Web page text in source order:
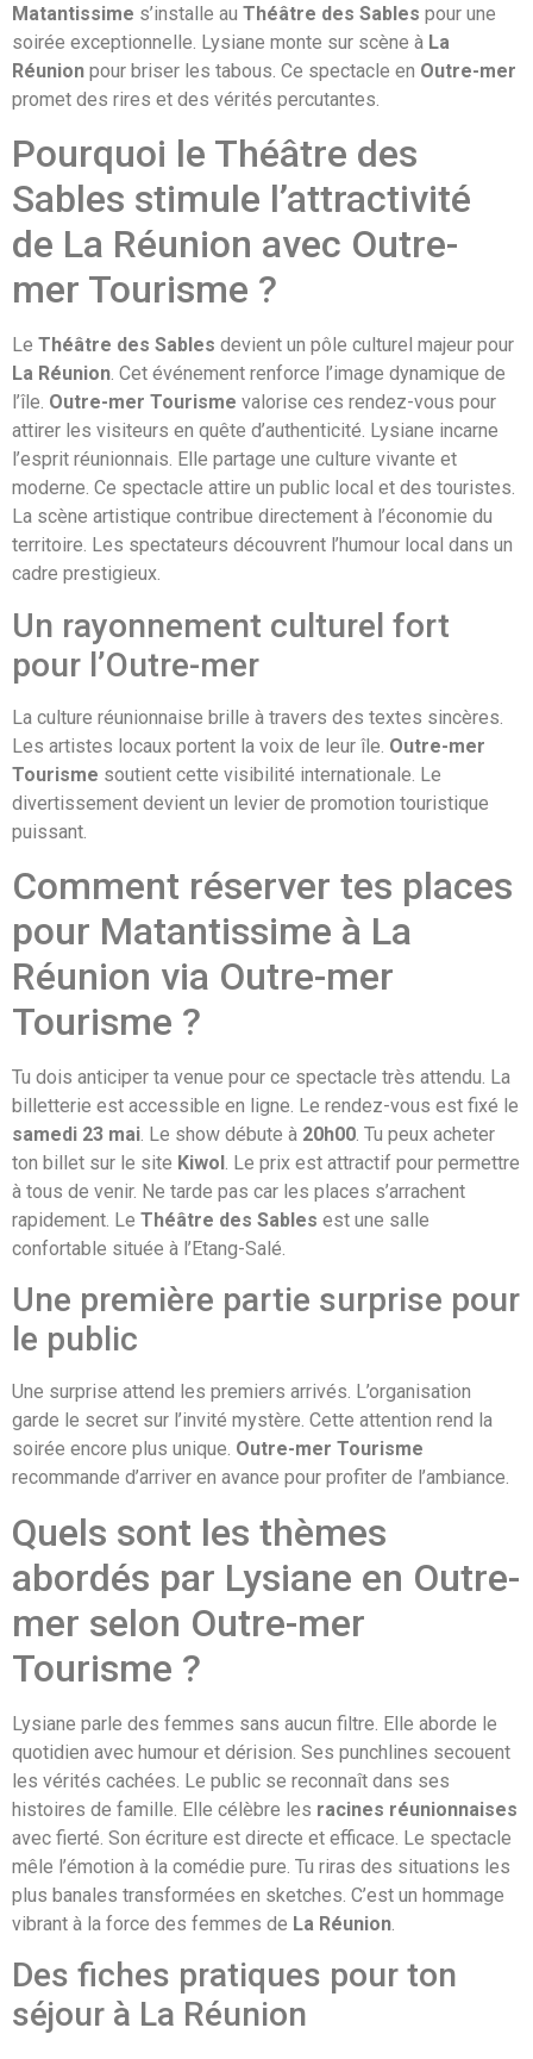
Matantissime s’installe au Théâtre des Sables pour une
soirée exceptionnelle. Lysiane monte sur scène à La
Réunion pour briser les tabous. Ce spectacle en Outre-mer
promet des rires et des vérités percutantes.
Pourquoi le Théâtre des
Sables stimule l’attractivité
de La Réunion avec Outre-
mer Tourisme ?
Le Théâtre des Sables devient un pôle culturel majeur pour
La Réunion. Cet événement renforce l’image dynamique de
l’île. Outre-mer Tourisme valorise ces rendez-vous pour
attirer les visiteurs en quête d’authenticité. Lysiane incarne
l’esprit réunionnais. Elle partage une culture vivante et
moderne. Ce spectacle attire un public local et des touristes.
La scène artistique contribue directement à l’économie du
territoire. Les spectateurs découvrent l’humour local dans un
cadre prestigieux.
Un rayonnement culturel fort
pour l’Outre-mer
La culture réunionnaise brille à travers des textes sincères.
Les artistes locaux portent la voix de leur île. Outre-mer
Tourisme soutient cette visibilité internationale. Le
divertissement devient un levier de promotion touristique
puissant.
Comment réserver tes places
pour Matantissime à La
Réunion via Outre-mer
Tourisme ?
Tu dois anticiper ta venue pour ce spectacle très attendu. La
billetterie est accessible en ligne. Le rendez-vous est fixé le
samedi 23 mai. Le show débute à 20h00. Tu peux acheter
ton billet sur le site Kiwol. Le prix est attractif pour permettre
à tous de venir. Ne tarde pas car les places s’arrachent
rapidement. Le Théâtre des Sables est une salle
confortable située à l’Etang-Salé.
Une première partie surprise pour
le public
Une surprise attend les premiers arrivés. L’organisation
garde le secret sur l’invité mystère. Cette attention rend la
soirée encore plus unique. Outre-mer Tourisme
recommande d’arriver en avance pour profiter de l’ambiance.
Quels sont les thèmes
abordés par Lysiane en Outre-
mer selon Outre-mer
Tourisme ?
Lysiane parle des femmes sans aucun filtre. Elle aborde le
quotidien avec humour et dérision. Ses punchlines secouent
les vérités cachées. Le public se reconnaît dans ses
histoires de famille. Elle célèbre les racines réunionnaises
avec fierté. Son écriture est directe et efficace. Le spectacle
mêle l’émotion à la comédie pure. Tu riras des situations les
plus banales transformées en sketches. C’est un hommage
vibrant à la force des femmes de La Réunion
Des fiches pratiques pour ton
séjour à La Réunion